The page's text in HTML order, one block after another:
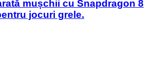
mușchii cu Snapdragon 8
jocuri grele.